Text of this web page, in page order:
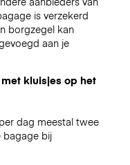
is verzekerd
borgzegel kan
aan je
kluisjes op het
dag meestal twee
bagage bij